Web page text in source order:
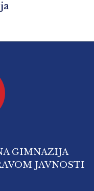
GIMNAZIJA
JAVNOSTI